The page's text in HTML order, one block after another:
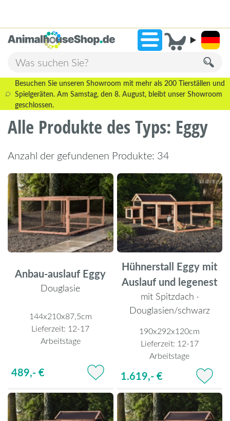
»2.238 Bewertungen!
Besuchen Sie unseren Showroom mit mehr als 200 Tierställen und
Spielgeräten. Am Samstag, den 8. August, bleibt unser Showroom
geschlossen.
Alle Produkte des Typs: Eggy
Anzahl der gefundenen Produkte: 34
Anbau-auslauf Eggy
Douglasie
144x210x87,5cm
Lieferzeit: 12-17
Arbeitstage
489,- €
Hühnerstall Eggy mit
Auslauf und legenest
mit Spitzdach ·
Douglasien/schwarz
190x292x120cm
Lieferzeit: 12-17
Arbeitstage
1.619,- €